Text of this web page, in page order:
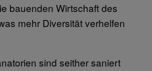
bauenden Wirtschaft des
mehr Diversität verhelfen
sind seither saniert